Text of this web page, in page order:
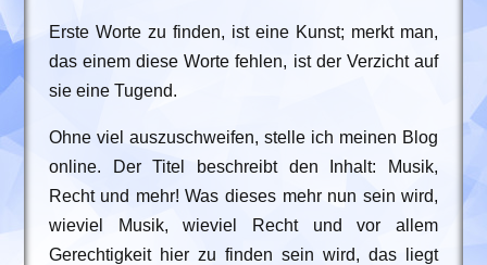
Erste Worte zu finden, ist eine Kunst; merkt man,
das einem diese Worte fehlen, ist der Verzicht auf
sie eine Tugend.
Ohne viel auszuschweifen, stelle ich meinen Blog
online. Der Titel beschreibt den Inhalt: Musik,
Recht und mehr! Was dieses mehr nun sein wird,
wieviel Musik, wieviel Recht und vor allem
Gerechtigkeit hier zu finden sein wird, das liegt